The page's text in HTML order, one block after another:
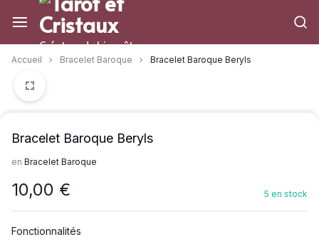
à/au
contenuCréateur de bien-être
Accueil Bracelet Baroque Bracelet Baroque Beryls
Bracelet Baroque Beryls
en Bracelet Baroque
10,00 € 5 en stock
Fonctionnalités